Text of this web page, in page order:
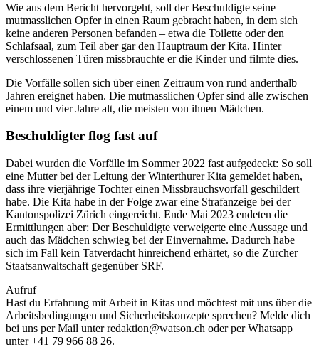
Wie aus dem Bericht hervorgeht, soll der Beschuldigte seine
mutmasslichen Opfer in einen Raum gebracht haben, in dem sich
keine anderen Personen befanden – etwa die Toilette oder den
Schlafsaal, zum Teil aber gar den Hauptraum der Kita. Hinter
verschlossenen Türen missbrauchte er die Kinder und filmte dies.
Die Vorfälle sollen sich über einen Zeitraum von rund anderthalb
Jahren ereignet haben. Die mutmasslichen Opfer sind alle zwischen
einem und vier Jahre alt, die meisten von ihnen Mädchen.
Beschuldigter flog fast auf
Dabei wurden die Vorfälle im Sommer 2022 fast aufgedeckt: So soll
eine Mutter bei der Leitung der Winterthurer Kita gemeldet haben,
dass ihre vierjährige Tochter einen Missbrauchsvorfall geschildert
habe. Die Kita habe in der Folge zwar eine Strafanzeige bei der
Kantonspolizei Zürich eingereicht. Ende Mai 2023 endeten die
Ermittlungen aber: Der Beschuldigte verweigerte eine Aussage und
auch das Mädchen schwieg bei der Einvernahme. Dadurch habe
sich im Fall kein Tatverdacht hinreichend erhärtet, so die Zürcher
Staatsanwaltschaft gegenüber SRF.
Aufruf
Hast du Erfahrung mit Arbeit in Kitas und möchtest mit uns über die
Arbeitsbedingungen und Sicherheitskonzepte sprechen? Melde dich
bei uns per Mail unter redaktion@watson.ch oder per Whatsapp
unter +41 79 966 88 26.